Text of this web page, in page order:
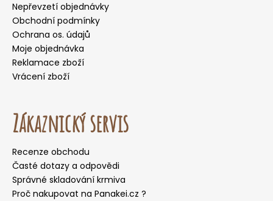
Nepřevzetí objednávky
Obchodní podmínky
Ochrana os. údajů
Moje objednávka
Reklamace zboží
Vrácení zboží
Zákaznický servis
Recenze obchodu
Časté dotazy a odpovědi
Správné skladování krmiva
Proč nakupovat na Panakei.cz ?